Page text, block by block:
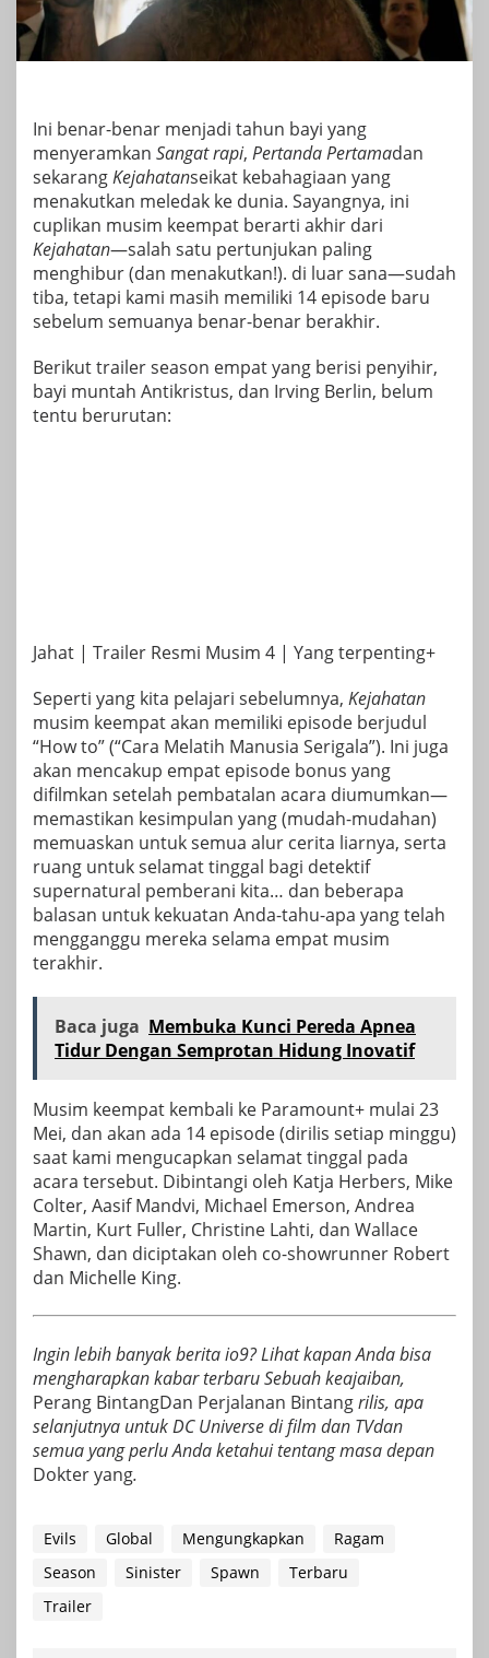
Ini benar-benar menjadi tahun bayi yang
menyeramkan Sangat rapi, Pertanda Pertamadan
sekarangKejahatanseikat kebahagiaan yang
menakutkan meledak ke dunia. Sayangnya, ini
cuplikan musim keempat berarti akhir dari
Kejahatan—salah satu pertunjukan paling
menghibur (dan menakutkan!). di luar sana—sudah
tiba, tetapi kami masih memiliki 14 episode baru
sebelum semuanya benar-benar berakhir.
Berikut trailer season empat yang berisi penyihir,
bayi muntah Antikristus, dan Irving Berlin, belum
tentu berurutan:
Jahat | Trailer Resmi Musim 4 | Yang terpenting+
Seperti yang kita pelajari sebelumnya, Kejahatan
musim keempat akan memiliki episode berjudul
“How to”(“Cara Melatih Manusia Serigala”). Ini juga
akan mencakup empat episode bonus yang
difilmkan setelah pembatalan acara diumumkan—
memastikan kesimpulan yang (mudah-mudahan)
memuaskan untuk semua alur cerita liarnya, serta
ruang untuk selamat tinggal bagi detektif
supernatural pemberani kita… dan beberapa
balasan untuk kekuatan Anda-tahu-apa yang telah
mengganggu mereka selama empat musim
terakhir.
Baca juga Membuka Kunci Pereda Apnea
Tidur Dengan Semprotan Hidung Inovatif
Musim keempat kembali ke Paramount+ mulai 23
Mei, dan akan ada 14 episode (dirilis setiap minggu)
saat kami mengucapkan selamat tinggal pada
acara tersebut. Dibintangi oleh Katja Herbers, Mike
Colter, Aasif Mandvi, Michael Emerson, Andrea
Martin, Kurt Fuller, Christine Lahti, dan Wallace
Shawn, dan diciptakan oleh co-showrunner Robert
dan Michelle King.
Ingin lebih banyak berita io9? Lihat kapan Anda bisa
mengharapkan kabar terbaruSebuah keajaiban,
Perang BintangDan Perjalanan Bintangrilis, apa
selanjutnya untukDC Universe di film dan TVdan
semua yang perlu Anda ketahui tentang masa depan
Dokter yang.
Evils Global Mengungkapkan
Ragam
Season
Sinister Spawn
Terbaru
Trailer